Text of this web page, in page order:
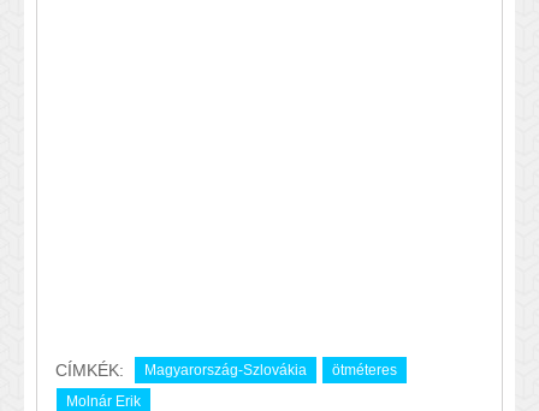
CÍMKÉK: Magyarország-Szlovákia
ötméteres
Molnár Erik